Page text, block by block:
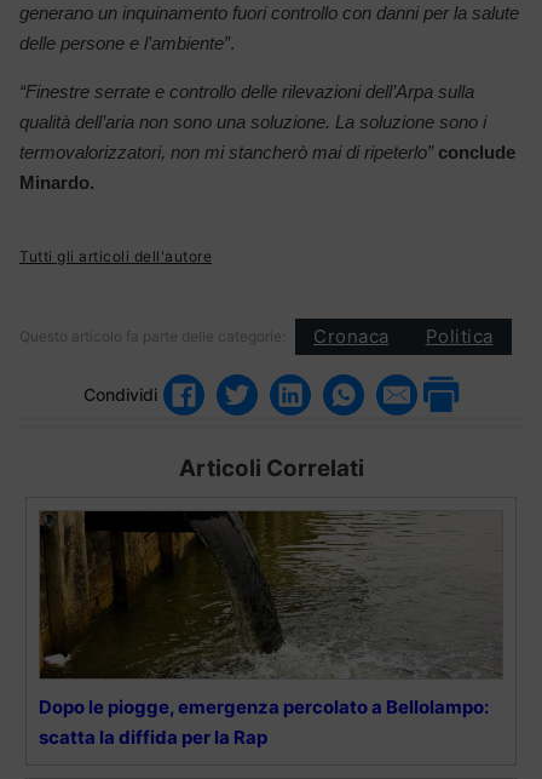
generano un inquinamento fuori controllo con danni per la salute
delle persone e l’ambiente”.
“Finestre serrate e controllo delle rilevazioni dell’Arpa sulla
qualità dell’aria non sono una soluzione. La soluzione sono i
termovalorizzatori, non mi stancherò mai di ripeterlo” conclude
Minardo.
Tutti gli articoli dell'autore
Questo articolo fa parte delle categorie: Cronaca Politica
Condividi
Articoli Correlati
Dopo le piogge, emergenza percolato a Bellolampo:
scatta la diffida per la Rap